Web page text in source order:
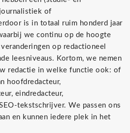
of
is in totaal ruim honderd jaar
we continu op de hoogte
op redactioneel
leesniveaus. Kortom, we nemen
redactie in welke functie ook: of
hoofdredacteur,
eindredacteur,
tekstschrijver. We passen ons
en kunnen iedere plek in het